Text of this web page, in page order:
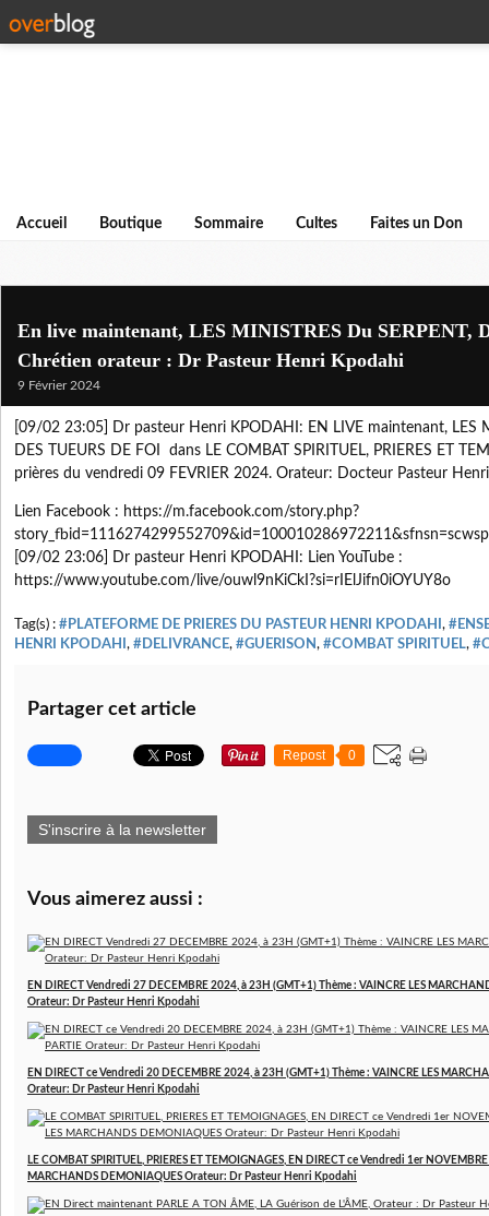
Accueil Boutique Sommaire Cultes Faites un Don
En live maintenant, LES MINISTRES Du SERPENT,
Chrétien orateur : Dr Pasteur Henri Kpodahi
9 Février 2024
[09/02 23:05] Dr pasteur Henri KPODAHI: EN LIVE maintenant, LES
DES TUEURS DE FOI dans LE COMBAT SPIRITUEL, PRIERES ET
prières du vendredi 09 FEVRIER 2024. Orateur: Docteur Pasteur
Lien Facebook : https://m.facebook.com/story.php?
[09/02 23:06] Dr pasteur Henri KPODAHI: Lien YouTube :
https://www.youtube.com/live/ouwl9nKiCkI?si=rIElJifn0iOYUY8o
Tag(s) : #PLATEFORME DE PRIERES DU PASTEUR HENRI KPODAHI ,
HENRI KPODAHI , #DELIVRANCE, #GUERISON, #COMBAT SPIRITUEL,
Partager cet article
Repost 0
S'inscrire à la newsletter
Vous aimerez aussi :
EN DIRECT Vendredi 27 DECEMBRE 2024, à 23H (GMT+1) Thème : VAINCRE LES
Orateur: Dr Pasteur Henri Kpodahi
EN DIRECT ce Vendredi 20 DECEMBRE 2024, à 23H (GMT+1) Thème : VAINCRE LES
Orateur: Dr Pasteur Henri Kpodahi
LE COMBAT SPIRITUEL, PRIERES ET TEMOIGNAGES, EN DIRECT ce Vendredi 1er
MARCHANDS DEMONIAQUES Orateur: Dr Pasteur Henri Kpodahi